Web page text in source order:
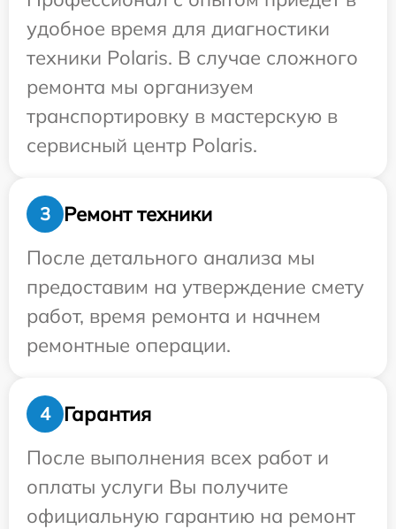
удобное время для диагностики
техники Polaris. В случае сложного
ремонта мы организуем
транспортировку в мастерскую в
сервисный центр Polaris.
3
Ремонт техники
После детального анализа мы
предоставим на утверждение смету
работ, время ремонта и начнем
ремонтные операции.
4
Гарантия
После выполнения всех работ и
оплаты услуги Вы получите
официальную гарантию на ремонт